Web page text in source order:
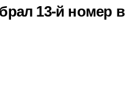
13-й номер в